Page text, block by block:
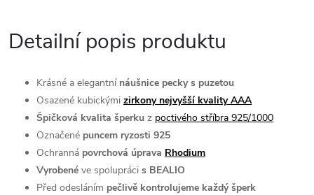
Detailní popis produktu
Krásné a elegantní náušnice pecky s puzetou
Osazené kubickými zirkony nejvyšší kvality AAA
Špičková kvalita šperku z poctivého stříbra 925/1000
Označené puncem ryzosti 925
Ochranná povrchová úprava Rhodium
Vyrobené ve spolupráci s BEALIO
Před odesláním pečlivě kontrolujeme každý šperk